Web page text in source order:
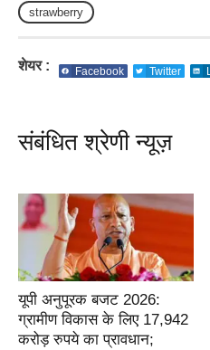
strawberry
शेयर : Facebook Twitter
संबंधित श्रेणी न्यूज़
यूपी अनुपूरक बजट 2026:
ग्रामीण विकास के लिए 17,942
करोड़ रुपये का प्रावधान;